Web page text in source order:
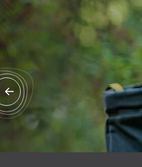
Předchozí